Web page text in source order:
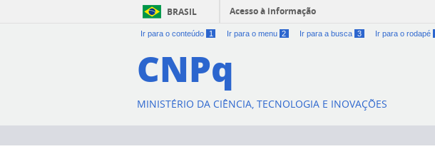
BRASIL Acesso à informação
Ir para o conteúdo 1 Ir para o menu 2 Ir para a busca 3 Ir para o rodapé
CNPq
MINISTÉRIO DA CIÊNCIA, TECNOLOGIA E INOVAÇÕES